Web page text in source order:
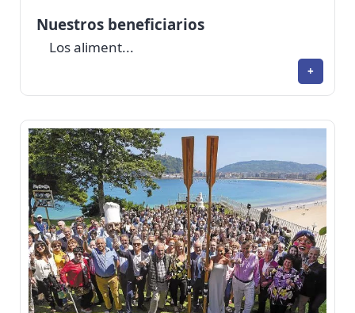
Nuestros beneficiarios
Los aliment...
+